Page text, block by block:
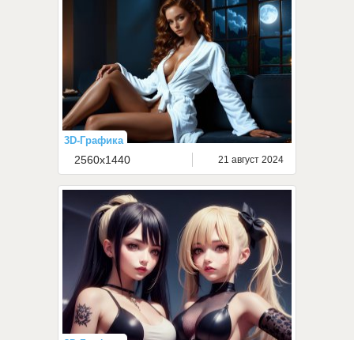
3D-Графика
2560x1440 21 август 2024